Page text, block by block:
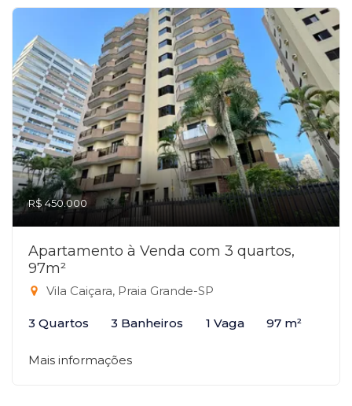
R$ 450.000
Apartamento à Venda com 3 quartos,
97m²
Vila Caiçara, Praia Grande-SP
3 Quartos 3 Banheiros 1 Vaga 97 m²
Mais informações